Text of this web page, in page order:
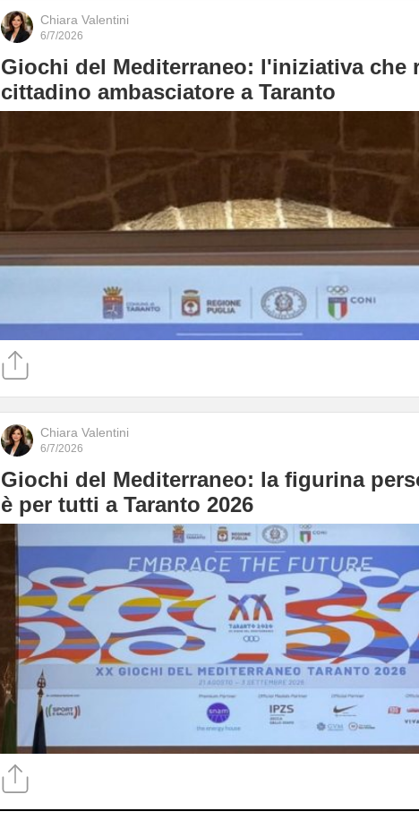
Chiara Valentini
6/7/2026
Giochi del Mediterraneo: l'iniziativa che
cittadino ambasciatore a Taranto
Chiara Valentini
6/7/2026
Giochi del Mediterraneo: la figurina
è per tutti a Taranto 2026